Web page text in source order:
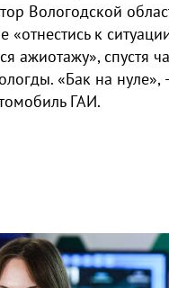
Вологодской
«отнестись к
ажиотажу», спустя
«Бак на
ГАИ.